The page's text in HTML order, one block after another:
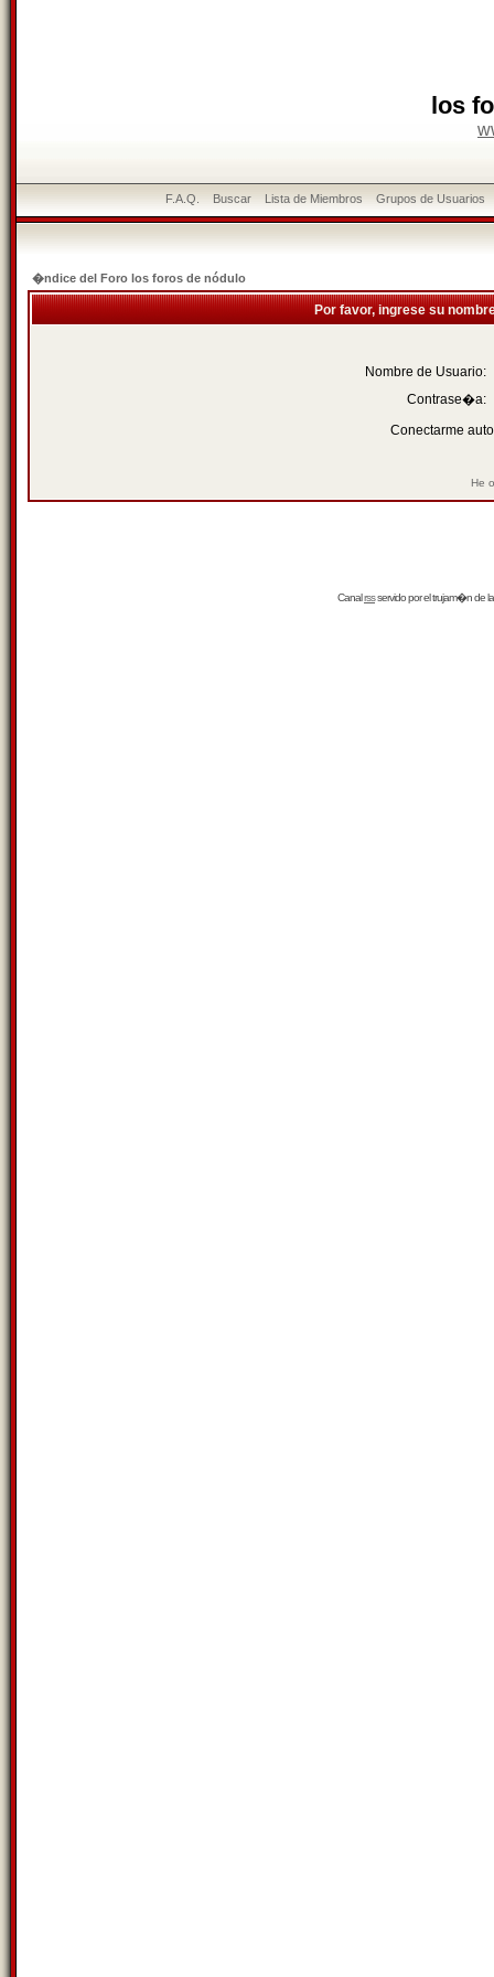
los
F.A.Q. Buscar Lista de Miembros Grupos de Usuarios
�ndice del Foro los foros de nódulo
Por favor, ingrese su
Nombre de Usuario:
Contrase�a:
Conectarme
He
Canalrssservido por eltrujam�nde